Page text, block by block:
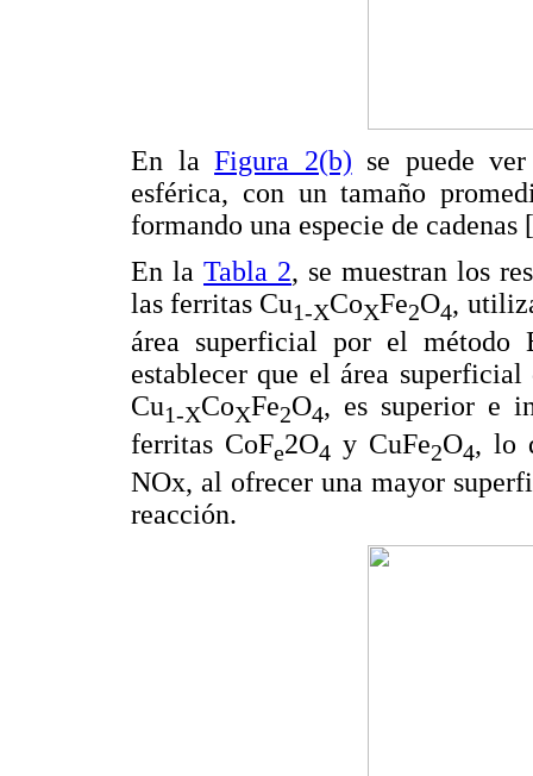
En laFigura 2(b) se puede
esférica, con un tamaño
formando una especie de cadenas
En la Tabla 2, se muestran los
las ferritas Cu1-XCoXFe2O4,
área superficial por el método
establecer que el área
Cu1-XCoXFe2O4, es superior e
ferritas CoFe2O4 y CuFe2O4, lo
NOx, al ofrecer una mayor
reacción.